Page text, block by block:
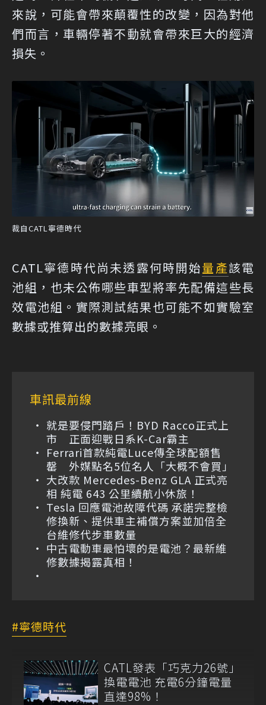
來說，可能會帶來顛覆性的改變，因為對他
們而言，車輛停著不動就會帶來巨大的經濟
損失。
裁自CATL寧德時代
CATL寧德時代尚未透露何時開始量產該電
池組，也未公佈哪些車型將率先配備這些長
效電池組。實際測試結果也可能不如實驗室
數據或推算出的數據亮眼。
車訊最前線
就是要侵門踏戶！BYD Racco正式上
市 正面迎戰日系K-Car霸主
Ferrari首款純電Luce傳全球配額售
罄 外媒點名5位名人「大概不會買」
大改款 Mercedes-Benz GLA 正式亮
相 純電 643 公里續航小休旅！
Tesla 回應電池故障代碼 承諾完整檢
修換新、提供車主補償方案並加倍全
台維修代步車數量
中古電動車最怕壞的是電池？最新維
修數據揭露真相！
寧德時代
CATL發表「巧克力26號」
換電電池 充電6分鐘電量
直達98%！